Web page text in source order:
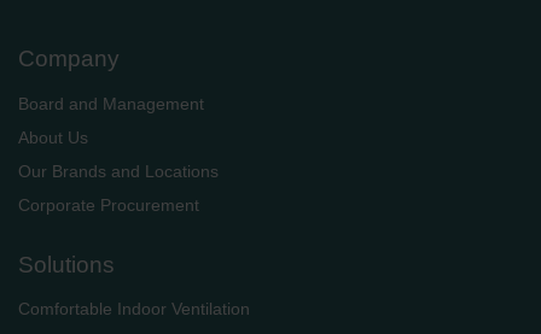
Zehnder Polska Sp. z o.o.: Oświadczenie o ochronie
danych Zehnder
Company
Board and Management
About Us
Our Brands and Locations
Corporate Procurement
Solutions
Comfortable Indoor Ventilation